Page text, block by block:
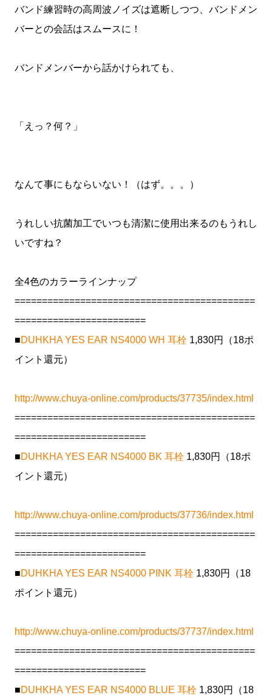
バンド練習時の高周波ノイズは遮断しつつ、バンドメン
バーとの会話はスムースに！
バンドメンバーから話かけられても、
「えっ？何？」
なんて事にもならいない！（はず。。。）
うれしい抗菌加工でいつも清潔に使用出来るのもうれし
いですね？
全4色のカラーラインナップ
============================================
========================
■DUHKHA YES EAR NS4000 WH 耳栓 1,830円（18ポ
イント還元）
http://www.chuya-online.com/products/37735/index.html
============================================
========================
■DUHKHA YES EAR NS4000 BK 耳栓 1,830円（18ポ
イント還元）
http://www.chuya-online.com/products/37736/index.html
============================================
========================
■DUHKHA YES EAR NS4000 PINK 耳栓 1,830円（18
ポイント還元）
http://www.chuya-online.com/products/37737/index.html
============================================
========================
■DUHKHA YES EAR NS4000 BLUE 耳栓 1,830円（18